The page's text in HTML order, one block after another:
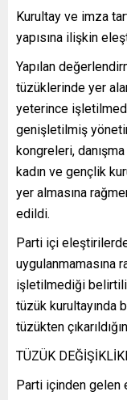
Kurultay ve imza
yapısına ilişkin
Yapılan
tüzüklerinde yer
yeterince
genişletilmiş
kongreleri,
kadın ve gençlik
yer almasına
edildi.
Parti içi
uygulanmamasına
işletilmediği
tüzük kurultayında
tüzükten
TÜZÜK
Parti içinden gelen